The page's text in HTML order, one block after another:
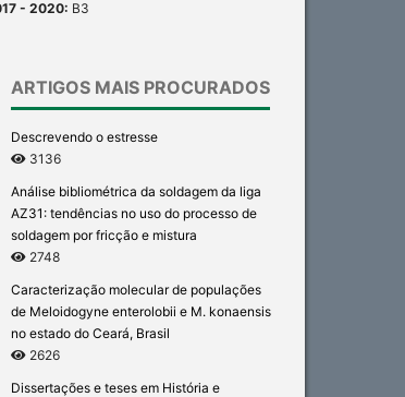
- 2020: B3
ARTIGOS MAIS PROCURADOS
Descrevendo o estresse
3136
Análise bibliométrica da soldagem da liga
AZ31: tendências no uso do processo de
soldagem por fricção e mistura
2748
Caracterização molecular de populações
de Meloidogyne enterolobii e M. konaensis
no estado do Ceará, Brasil
2626
Dissertações e teses em História e